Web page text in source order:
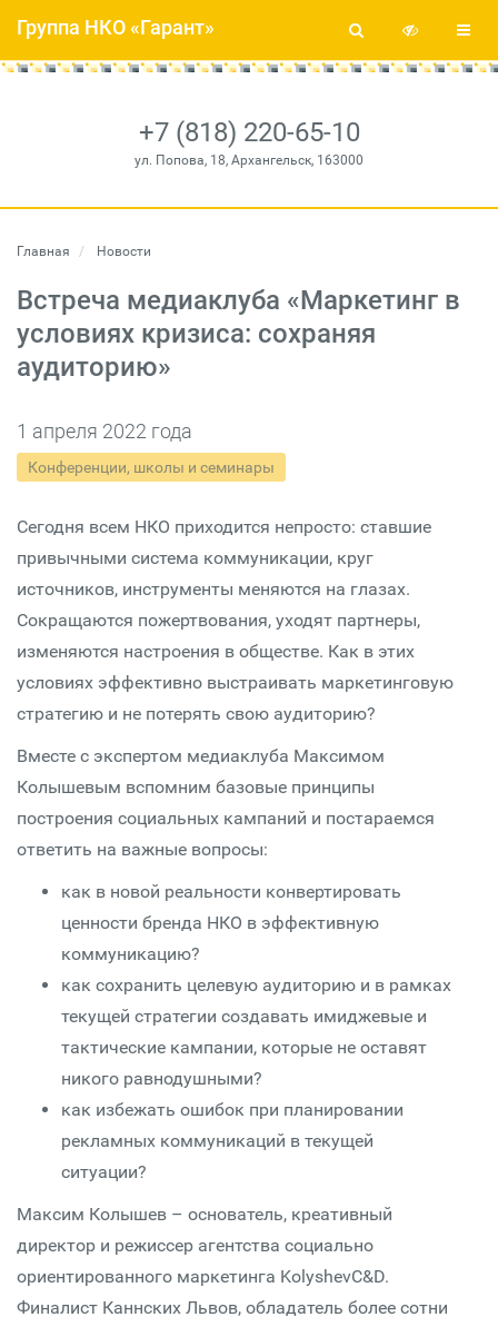
+7 (818) 220-65-10
ул. Попова, 18, Архангельск, 163000
Группа НКО «Гарант»
Главная Новости
Встреча медиаклуба «Маркетинг в
условиях кризиса: сохраняя
аудиторию»
1 апреля 2022 года
Конференции, школы и семинары
Сегодня всем НКО приходится непросто: ставшие
привычными система коммуникации, круг
источников, инструменты меняются на глазах.
Сокращаются пожертвования, уходят партнеры,
изменяются настроения в обществе. Как в этих
условиях эффективно выстраивать маркетинговую
стратегию и не потерять свою аудиторию?
Вместе с экспертом медиаклуба Максимом
Колышевым вспомним базовые принципы
построения социальных кампаний и постараемся
ответить на важные вопросы:
как в новой реальности конвертировать
ценности бренда НКО в эффективную
коммуникацию?
как сохранить целевую аудиторию и в рамках
текущей стратегии создавать имиджевые и
тактические кампании, которые не оставят
никого равнодушными?
как избежать ошибок при планировании
рекламных коммуникаций в текущей
ситуации?
Максим Колышев – основатель, креативный
директор и режиссер агентства социально
ориентированного маркетинга KolyshevC&D.
Финалист Каннских Львов, обладатель более сотни